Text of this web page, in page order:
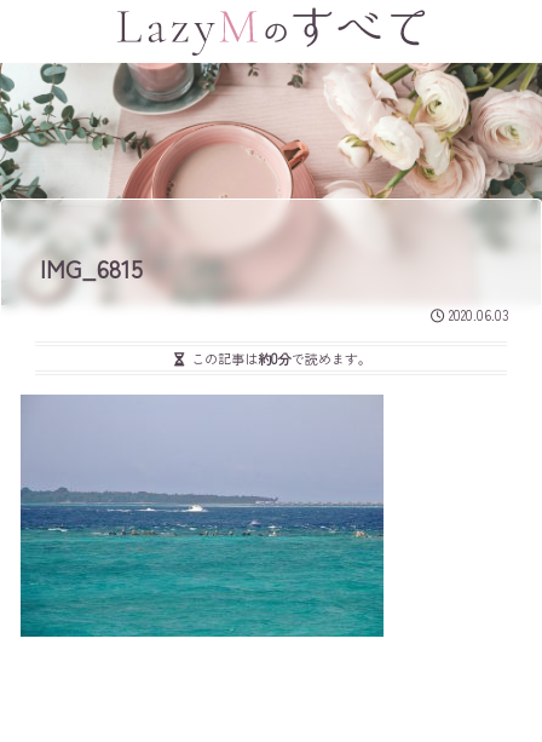
IMG_6815
2020.06.03
この記事は約0分で読めます。